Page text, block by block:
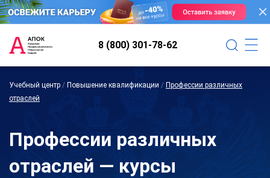
8 (800) 301-78-62
Учебный центр / Повышение квалификации / Профессии различных
отраслей
Профессии различных
отраслей — курсы